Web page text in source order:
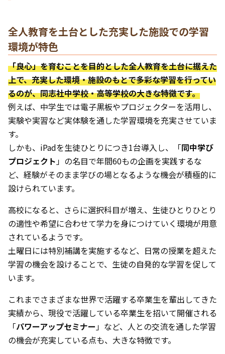
全人教育を土台とした充実した施設での学習
環境が特色
「良心」を育むことを目的とした全人教育を土台に据えた
上で、充実した環境・施設のもとで多彩な学習を行ってい
るのが、同志社中学校・高等学校の大きな特徴です。
例えば、中学生では電子黒板やプロジェクターを活用し、
実験や実習など実体験を通した学習環境を充実させていま
す。
しかも、iPadを生徒ひとりにつき1台導入し、「同中学び
プロジェクト」の名目で年間60もの企画を実践するな
ど、経験がそのまま学びの場となるような機会が積極的に
設けられています。
高校になると、さらに選択科目が増え、生徒ひとりひとり
の適性や希望に合わせて学力を身につけていく環境が用意
されているようです。
土曜日には特別補講を実施するなど、日常の授業を超えた
学習の機会を設けることで、生徒の自発的な学習を促して
います。
これまでさまざまな世界で活躍する卒業生を輩出してきた
実績から、現役で活躍している卒業生を招いて開催される
「パワーアップセミナー」など、人との交流を通した学習
の機会が充実している点も、大きな特徴です。